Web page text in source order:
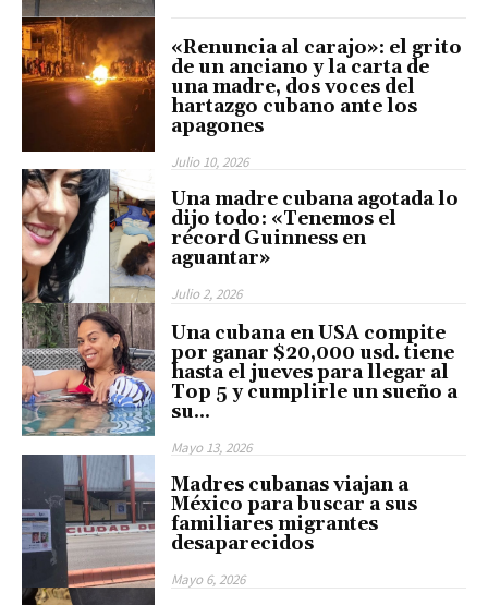
«Renuncia al carajo»: el grito
de un anciano y la carta de
una madre, dos voces del
hartazgo cubano ante los
apagones
Julio 10, 2026
Una madre cubana agotada lo
dijo todo: «Tenemos el
récord Guinness en
aguantar»
Julio 2, 2026
Una cubana en USA compite
por ganar $20,000 usd. tiene
hasta el jueves para llegar al
Top 5 y cumplirle un sueño a
su...
Mayo 13, 2026
Madres cubanas viajan a
México para buscar a sus
familiares migrantes
desaparecidos
Mayo 6, 2026